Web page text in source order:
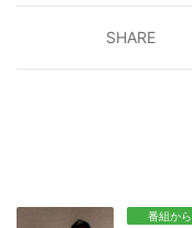
番組から